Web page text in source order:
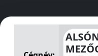
ALSÓNÉMEDI